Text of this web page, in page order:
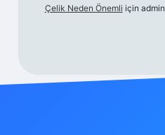
Çelik Neden Önemli için admin